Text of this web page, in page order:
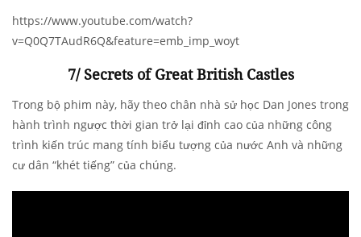
https://www.youtube.com/watch?
v=Q0Q7TAudR6Q&feature=emb_imp_woyt
7/ Secrets of Great British Castles
Trong bộ phim này, hãy theo chân nhà sử học Dan Jones trong
hành trình ngược thời gian trở lại đỉnh cao của những công
trình kiến trúc mang tính biểu tượng của nước Anh và những
cư dân “khét tiếng” của chúng.